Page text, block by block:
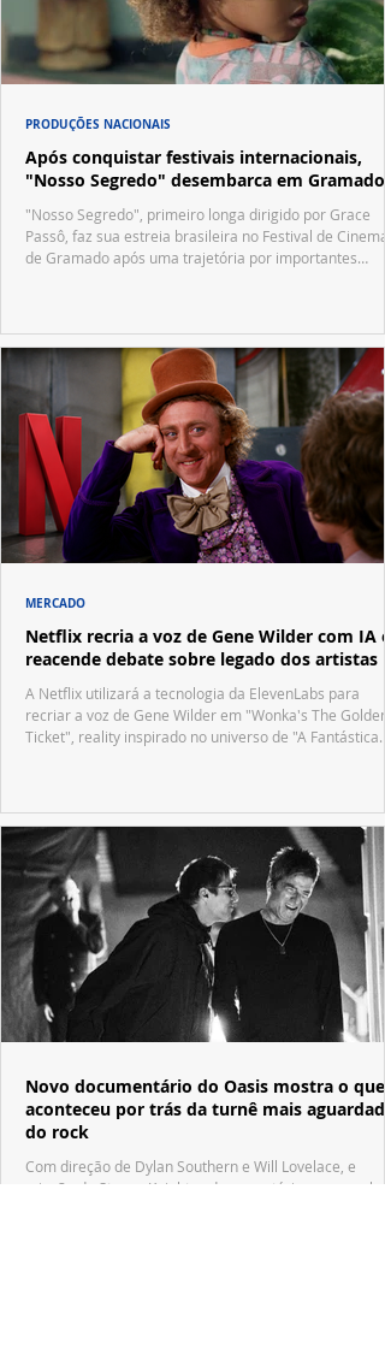
Após conquistar festivais internacionais,
"Nosso Segredo" desembarca em Gramado
"Nosso Segredo", primeiro longa dirigido por Grace
Passô, faz sua estreia brasileira no Festival de Cinema
de Gramado após uma trajetória por importantes
PRODUÇÕES NACIONAIS
Netflix recria a voz de Gene Wilder com IA e
reacende debate sobre legado dos artistas
A Netflix utilizará a tecnologia da ElevenLabs para
recriar a voz de Gene Wilder em "Wonka's The Golden
Ticket", reality inspirado no universo de "A Fantástica
MERCADO
Novo documentário do Oasis mostra o que
aconteceu por trás da turnê mais aguardada
do rock
Com direção de Dylan Southern e Will Lovelace, e
criação de Steven Knight, o documentário acompanha